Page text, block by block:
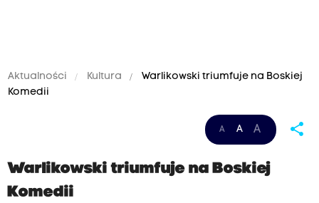
Aktualności Kultura
Warlikowski triumfuje na Boskiej
Komedii
A A A share
Warlikowski triumfuje na Boskiej
Komedii